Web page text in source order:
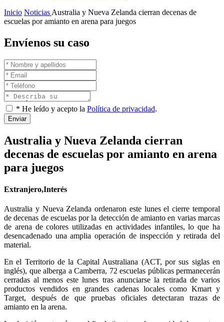
Inicio Noticias Australia y Nueva Zelanda cierran decenas de
escuelas por amianto en arena para juegos
Envíenos su caso
* He leído y acepto la Política de privacidad.
Enviar
Australia y Nueva Zelanda cierran
decenas de escuelas por amianto en arena
para juegos
Extranjero,Interés
Australia y Nueva Zelanda ordenaron este lunes el cierre temporal
de decenas de escuelas por la detección de amianto en varias marcas
de arena de colores utilizadas en actividades infantiles, lo que ha
desencadenado una amplia operación de inspección y retirada del
material.
En el Territorio de la Capital Australiana (ACT, por sus siglas en
inglés), que alberga a Camberra, 72 escuelas públicas permanecerán
cerradas al menos este lunes tras anunciarse la retirada de varios
productos vendidos en grandes cadenas locales como Kmart y
Target, después de que pruebas oficiales detectaran trazas de
amianto en la arena.